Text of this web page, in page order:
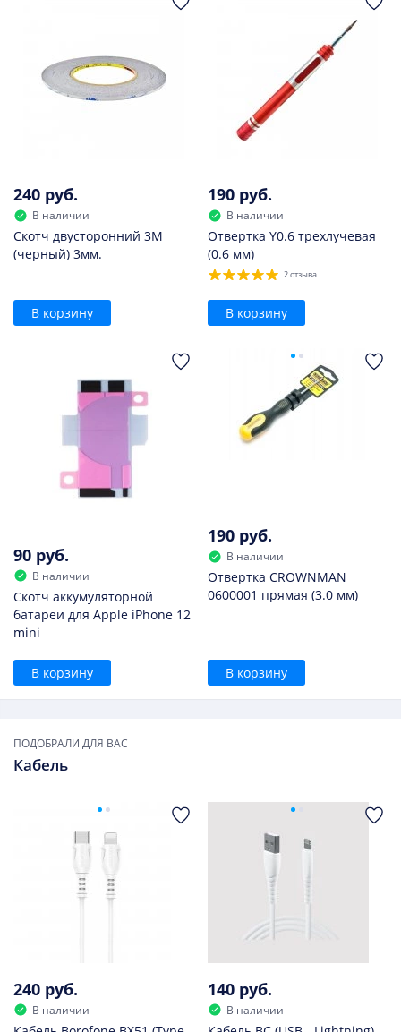
240 руб.
В наличии
Скотч двусторонний 3M
(черный) 3мм.
В корзину
190 руб.
В наличии
Отвертка Y0.6 трехлучевая
(0.6 мм)
2 отзыва
В корзину
90 руб.
В наличии
Скотч аккумуляторной
батареи для Apple iPhone 12
mini
В корзину
190 руб.
В наличии
Отвертка CROWNMAN
0600001 прямая (3.0 мм)
В корзину
ПОДОБРАЛИ ДЛЯ ВАС
Кабель
240 руб.
В наличии
140 руб.
В наличии